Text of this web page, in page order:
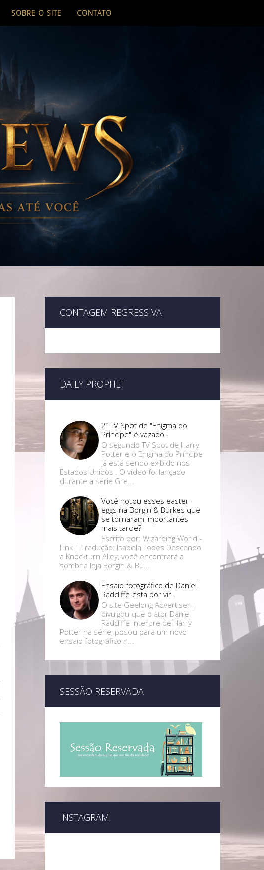
SOBRE O SITE CONTATO
CONTAGEM REGRESSIVA
DAILY PROPHET
2º TV Spot de "Enigma do
Príncipe" é vazado !
O segundo TV Spot de Harry
Potter e o Enigma do Príncipe
já está sendo exibido nos
Estados Unidos . O vídeo foi lançado
durante a série Gre...
Você notou esses easter
eggs na Borgin & Burkes que
se tornaram importantes
mais tarde?
Escrito por: Wizarding World -
Link | Tradução: Isabela Lopes Descendo
a Knockturn Alley, você encontrará a
sombria loja Borgin & Bu...
Ensaio fotográfico de Daniel
Radcliffe esta por vir .
O site Geelong Advertiser ,
divulgou que o ator Daniel
Radcliffe interpre de Harry
Potter na série, posou para um novo
ensaio fotográfico n...
SESSÃO RESERVADA
INSTAGRAM